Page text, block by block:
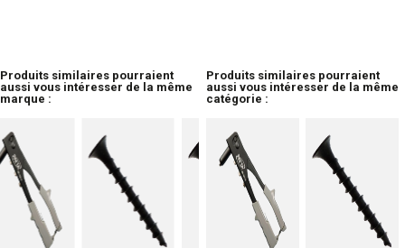
Produits similaires pourraient
aussi vous intéresser de la même
marque :
Produits similaires pourraient
aussi vous intéresser de la même
catégorie :